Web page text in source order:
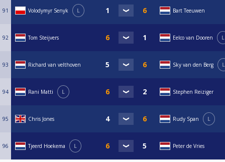
91 Volodymyr Senyk L Bart Teeuwen
92 Tom Steijvers Eelco van Dooren L
93 Richard van velthoven Sky van den Berg L
94 Rani Matti L Stephen Reiziger
95 Chris Jones Rudy Span L
96 Tjeerd Hoekema L Peter de Vries